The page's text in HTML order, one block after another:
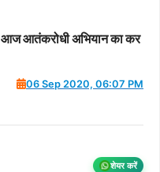
आज आतंकरोधी अभियान का कर
06 Sep 2020, 06:07 PM
शेयर करें